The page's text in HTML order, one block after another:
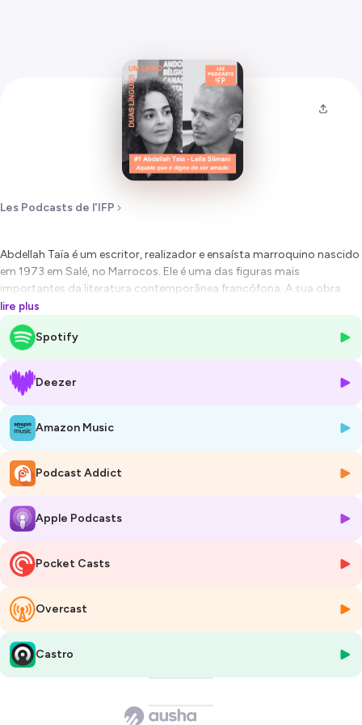
Les Podcasts de l'IFP
Abdellah Taïa é um escritor, realizador e ensaísta marroquino nascido
em 1973 em Salé, no Marrocos. Ele é uma das figuras mais
importantes da literatura contemporânea francófona. A sua obra
explora temas como a identidade, a homossexualidade, o exílio, a
solidão e as relações complexas entre o indivíduo e a sociedade. O
seu compromisso com os direitos das minorias, e em particular com
cultura e na sociedade francesa e internacional.
Tivemos a honra de o receber na mediateca do IFP para a publicação
ao lado da sua amiga e colega Leïla Slimani, numa conversa
moderada pelo jornalista Tiago Manaia.
Falam-nos de desigualdades de classe na sociedade marroquina, de
opressão e da liberdade conquistada.
Production - Institut français du Portugal
Générique et montage- Margaux Belanger
Newsletter :https://www.ifp-lisboa.com/newsletter/
Instagram:
Facebook:
Hébergé par Ausha. Visitez
pour plus d'informations.
lire plus
Spotify
Deezer
Amazon Music
Podcast Addict
Apple Podcasts
Pocket Casts
Overcast
Castro